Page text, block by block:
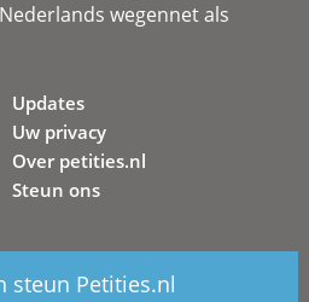
wegennet als
Updates
Uw privacy
Over petities.nl
Steun ons
steun Petities.nl